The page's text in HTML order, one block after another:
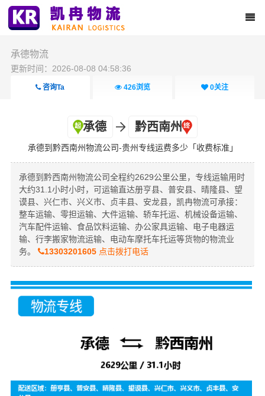
承德物流
更新时间：2026-08-08 04:58:36
咨询Ta 426浏览 0关注
承德 黔西南州
承德到黔西南州物流公司-贵州专线运费多少「收费标准」
承德到黔西南州物流公司全程约2629公里公里，专线运输用时
大约31.1小时小时，可运输直达册亨县、普安县、晴隆县、望
谟县、兴仁市、兴义市、贞丰县、安龙县，凯冉物流可承接：
整车运输、零担运输、大件运输、轿车托运、机械设备运输、
汽车配件运输、食品饮料运输、办公家具运输、电子电器运
输、行李搬家物流运输、电动车摩托车托运等货物的物流业
务。
13303201605点击拨打电话